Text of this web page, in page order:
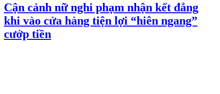
Cận cảnh nữ nghi phạm nhận kết đắng
khi vào cửa hàng tiện lợi “hiên ngang”
cướp tiền